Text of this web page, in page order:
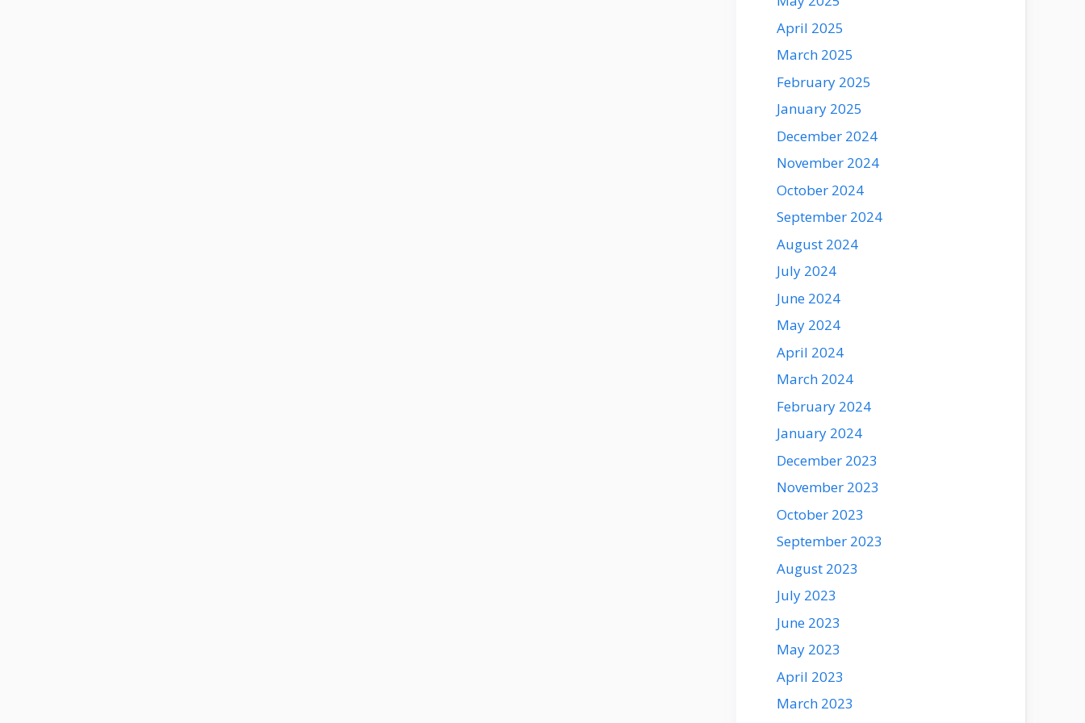
April 2025
March 2025
February 2025
January 2025
December 2024
November 2024
October 2024
September 2024
August 2024
July 2024
June 2024
May 2024
April 2024
March 2024
February 2024
January 2024
December 2023
November 2023
October 2023
September 2023
August 2023
July 2023
June 2023
May 2023
April 2023
March 2023